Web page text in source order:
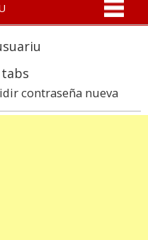
contraseña nueva